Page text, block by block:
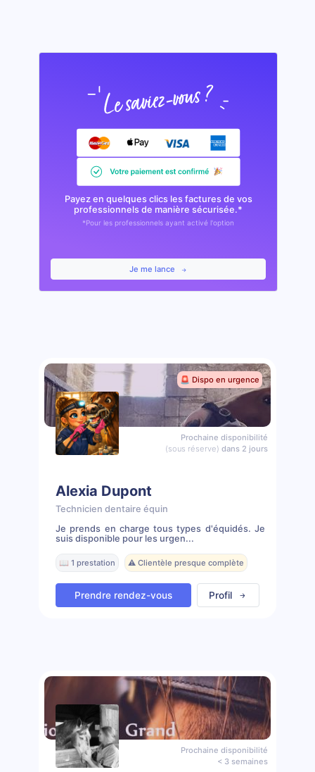
Payez en quelques clics les factures de vos
professionnels de manière sécurisée.*
*Pour les professionnels ayant activé l'option
Je me lance
🚨 Dispo en urgence
Prochaine disponibilité
(sous réserve) dans 2 jours
Alexia Dupont
Technicien dentaire équin
Je prends en charge tous types d'équidés. Je
suis disponible pour les urgen...
📖 1 prestation ⚠️ Clientèle presque complète
Prendre rendez-vous Profil
Prochaine disponibilité
< 3 semaines